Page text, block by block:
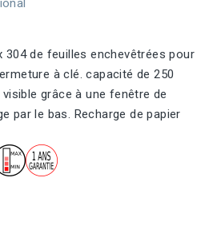
304 de feuilles enchevêtrées pour
à clé. capacité de 250
grâce à une fenêtre de
par le bas. Recharge de papier